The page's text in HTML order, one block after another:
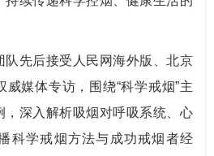
队先后接受人民网海外版、北京
威媒体专访，围绕“科学戒烟”主
，深入解析吸烟对呼吸系统、心
科学戒烟方法与成功戒烟者经